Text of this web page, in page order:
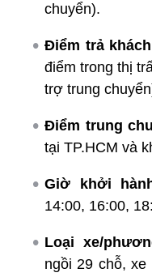
chuyển).
Điểm trả khách
điểm trong thị
trợ trung
Điểm trung
tại TP.HCM và
Giờ khởi
14:00, 16:00,
Loại xe/
ngồi 29 chỗ,